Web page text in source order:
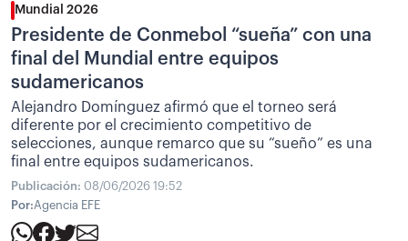
Mundial 2026
Presidente de Conmebol “sueña” con una
final del Mundial entre equipos
sudamericanos
Alejandro Domínguez afirmó que el torneo será
diferente por el crecimiento competitivo de
selecciones, aunque remarco que su “sueño” es una
final entre equipos sudamericanos.
Publicación: 08/06/2026 19:52
Por:Agencia EFE